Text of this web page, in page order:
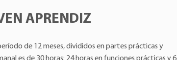
APRENDIZ
de 12 meses, divididos en partes prácticas y
es de 30 horas: 24 horas en funciones prácticas y 6